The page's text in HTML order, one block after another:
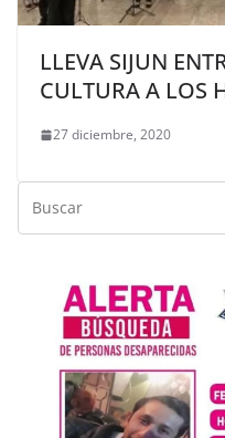
LLEVA SIJUN
CULTURA A LOS
27 diciembre, 2020